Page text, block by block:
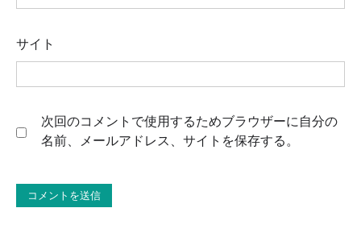
サイト
次回のコメントで使用するためブラウザーに自分の
名前、メールアドレス、サイトを保存する。